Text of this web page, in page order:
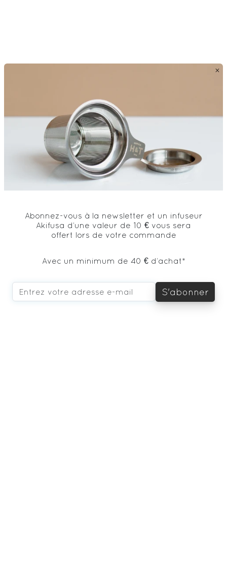
×
Abonnez-vous à la newsletter et un infuseur
Akifusa d’une valeur de 10 € vous sera
offert lors de votre commande
Avec un minimum de 40 € d’achat*
S'abonner